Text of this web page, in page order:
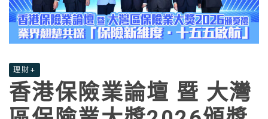
理財+
香港保險業論壇 暨 大灣